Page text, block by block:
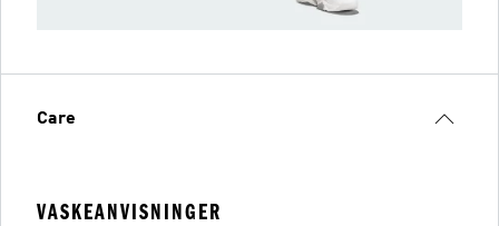
Care
VASKEANVISNINGER